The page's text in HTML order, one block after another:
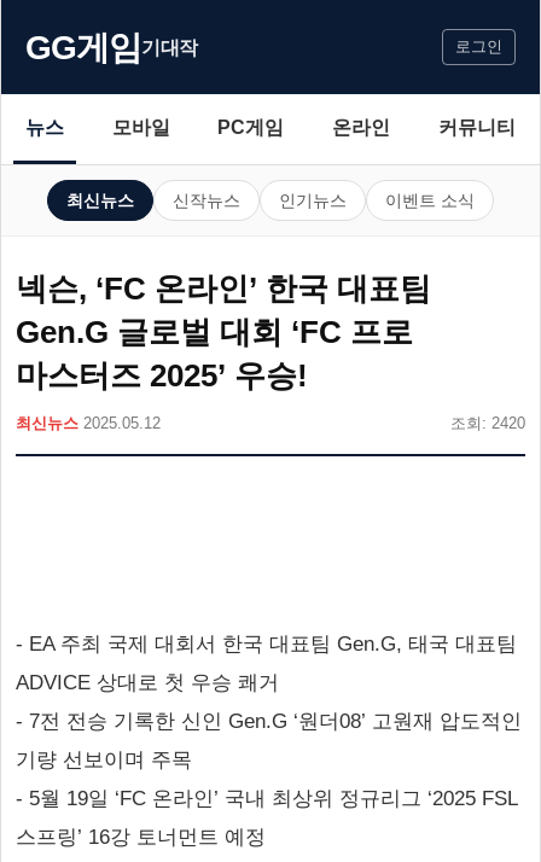
GG게임기대작 로그인
뉴스 모바일 PC게임 온라인 커뮤니티
최신뉴스 신작뉴스 인기뉴스 이벤트 소식
넥슨, ‘FC 온라인’ 한국 대표팀
Gen.G 글로벌 대회 ‘FC 프로
마스터즈 2025’ 우승!
최신뉴스 2025.05.12 조회: 2420
- EA 주최 국제 대회서 한국 대표팀 Gen.G, 태국 대표팀
ADVICE 상대로 첫 우승 쾌거
- 7전 전승 기록한 신인 Gen.G ‘원더08’ 고원재 압도적인
기량 선보이며 주목
- 5월 19일 ‘FC 온라인’ 국내 최상위 정규리그 ‘2025 FSL
스프링’ 16강 토너먼트 예정